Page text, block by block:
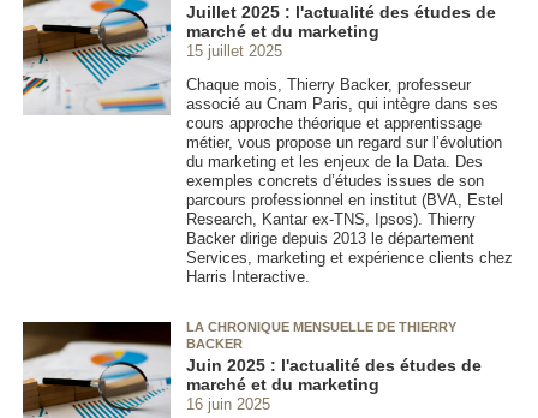
Juillet 2025 : l'actualité des études de
marché et du marketing
15 juillet 2025
Chaque mois, Thierry Backer, professeur
associé au Cnam Paris, qui intègre dans ses
cours approche théorique et apprentissage
métier, vous propose un regard sur l’évolution
du marketing et les enjeux de la Data. Des
exemples concrets d’études issues de son
parcours professionnel en institut (BVA, Estel
Research, Kantar ex-TNS, Ipsos). Thierry
Backer dirige depuis 2013 le département
Services, marketing et expérience clients chez
Harris Interactive.
LA CHRONIQUE MENSUELLE DE THIERRY
BACKER
Juin 2025 : l'actualité des études de
marché et du marketing
16 juin 2025